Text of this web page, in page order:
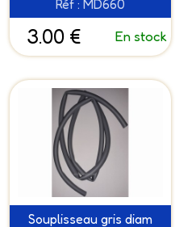
Réf : MD660
3.00 € En stock
Souplisseau gris diam